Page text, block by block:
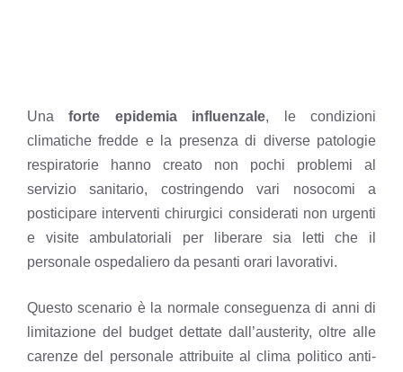
Unaforte epidemia influenzale, le condizioni
climatiche fredde e la presenza di diverse patologie
respiratorie hanno creato non pochi problemi al
servizio sanitario, costringendo vari nosocomi a
posticipare interventi chirurgici considerati non urgenti
e visite ambulatoriali per liberare sia letti che il
personale ospedaliero da pesanti orari lavorativi.
Questo scenario è la normale conseguenza di anni di
limitazione del budget dettate dall’austerity, oltre alle
carenze del personale attribuite al clima politico anti-